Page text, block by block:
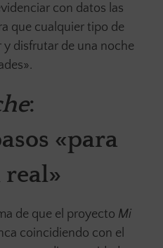
con datos las
que cualquier tipo de
disfrutar de una noche
:
«para
de que el proyecto Mi
coincidiendo con el